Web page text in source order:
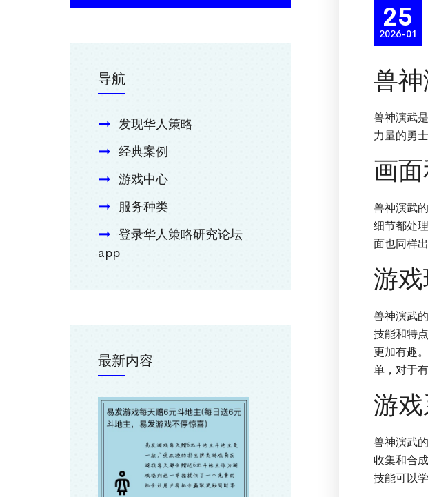
25
2026-01
兽
兽神演武
力量的勇
画
兽神演武
细节都处
面也同样
游
兽神演武
技能和特
更加有趣
单，对于
游
兽神演武
收集和合
技能可以
导航
发现华人策略
经典案例
游戏中心
服务种类
登录华人策略研究论坛
app
最新内容